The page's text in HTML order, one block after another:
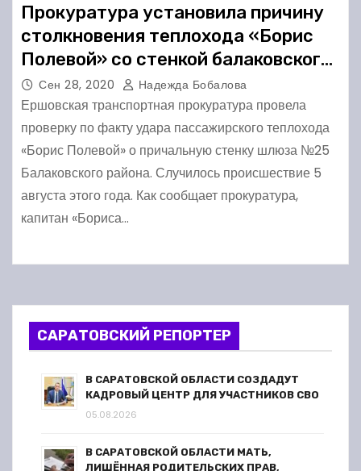
Прокуратура установила причину
столкновения теплохода «Борис
Полевой» со стенкой балаковского
шлюза
Сен 28, 2020 Надежда Бобалова
Ершовская транспортная прокуратура провела
проверку по факту удара пассажирского теплохода
«Борис Полевой» о причальную стенку шлюза №25
Балаковского района. Случилось происшествие 5
августа этого года. Как сообщает прокуратура,
капитан «Бориса…
САРАТОВСКИЙ РЕПОРТЕР
В САРАТОВСКОЙ ОБЛАСТИ СОЗДАДУТ
КАДРОВЫЙ ЦЕНТР ДЛЯ УЧАСТНИКОВ СВО
05.08.2026
В САРАТОВСКОЙ ОБЛАСТИ МАТЬ,
ЛИШЁННАЯ РОДИТЕЛЬСКИХ ПРАВ,